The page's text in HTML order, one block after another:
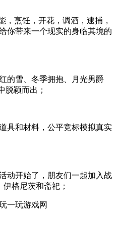
，烹饪，开花，调酒，逮捕，
你带来一个现实的身临其境的
的雪、冬季拥抱、月光男爵
脱颖而出；
具和材料，公平竞标模拟真实
动开始了，朋友们一起加入战
格尼茨和斋祀；
一玩游戏网